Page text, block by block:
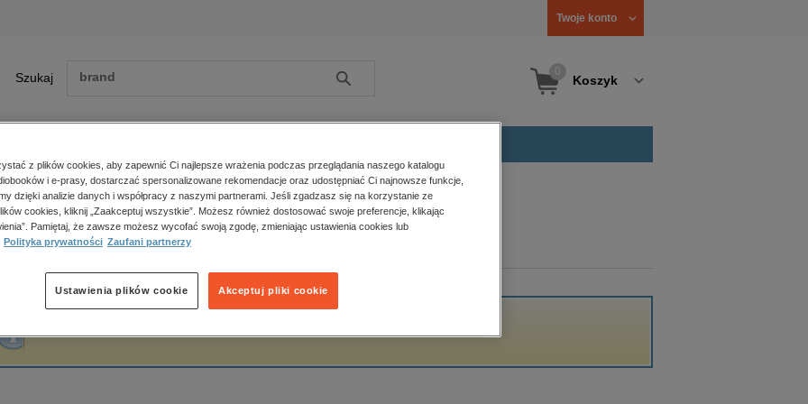
Twoje konto
Szukaj Szukaj Koszyk
Zobacz wszystkie E-prasa
polityka, społeczno-informacyjne
psychologiczne
popularno-naukowe
historia
główna Roni A. Einav
A. Einav
z plików cookies, aby zapewnić Ci najlepsze wrażenia podczas przeglądania naszego katalogu
i e-prasy, dostarczać spersonalizowane rekomendacje oraz udostępniać Ci najnowsze funkcje,
dzięki analizie danych i współpracy z naszymi partnerami. Jeśli zgadzasz się na korzystanie ze
cookies, kliknij „Zaakceptuj wszystkie”. Możesz również dostosować swoje preferencje, klikając
Pamiętaj, że zawsze możesz wycofać swoją zgodę, zmieniając ustawienia cookies lub
Polityka prywatności Zaufani partnerzy
Akceptuj pliki cookie
Ustawienia plików cookie